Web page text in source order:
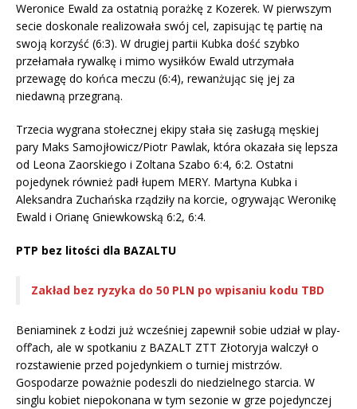
Weronice Ewald za ostatnią porażkę z Kozerek. W pierwszym
secie doskonale realizowała swój cel, zapisując tę partię na
swoją korzyść (6:3). W drugiej partii Kubka dość szybko
przełamała rywalkę i mimo wysiłków Ewald utrzymała
przewagę do końca meczu (6:4), rewanżując się jej za
niedawną przegraną.
Trzecia wygrana stołecznej ekipy stała się zasługą męskiej
pary Maks Samojłowicz/Piotr Pawlak, która okazała się lepsza
od Leona Zaorskiego i Zoltana Szabo 6:4, 6:2. Ostatni
pojedynek również padł łupem MERY. Martyna Kubka i
Aleksandra Zuchańska rządziły na korcie, ogrywając Weronikę
Ewald i Orianę Gniewkowską 6:2, 6:4.
PTP bez litości dla BAZALTU
Zakład bez ryzyka do 50 PLN po wpisaniu kodu TBD
Beniaminek z Łodzi już wcześniej zapewnił sobie udział w play-
off’ach, ale w spotkaniu z BAZALT ZTT Złotoryja walczył o
rozstawienie przed pojedynkiem o turniej mistrzów.
Gospodarze poważnie podeszli do niedzielnego starcia. W
singlu kobiet niepokonana w tym sezonie w grze pojedynczej